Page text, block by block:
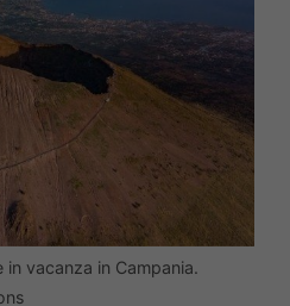
vacanza in Campania.